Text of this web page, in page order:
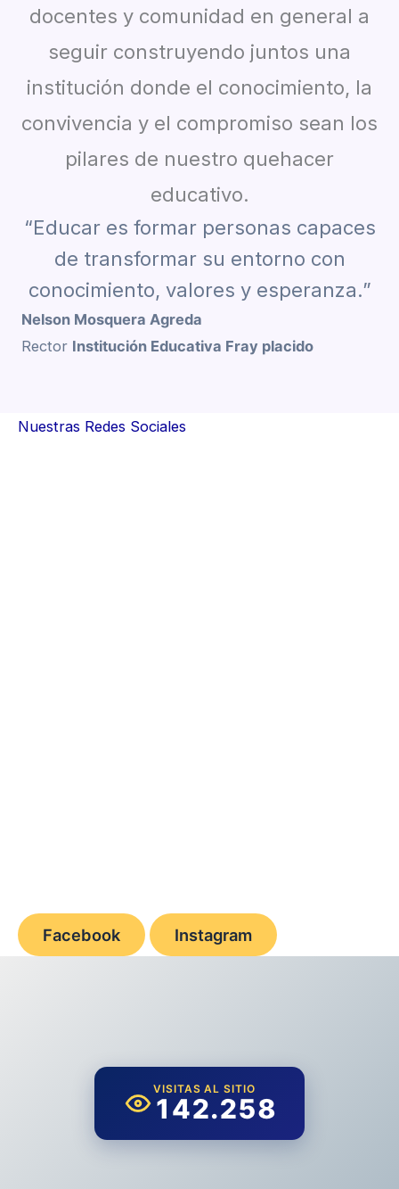
docentes y comunidad en general a
seguir construyendo juntos una
institución donde el conocimiento, la
convivencia y el compromiso sean los
pilares de nuestro quehacer
educativo.
“Educar es formar personas capaces
de transformar su entorno con
conocimiento, valores y esperanza.”
Nelson Mosquera Agreda
Rector Institución Educativa Fray placido
Nuestras Redes Sociales
Facebook Instagram
VISITAS AL SITIO
142.258